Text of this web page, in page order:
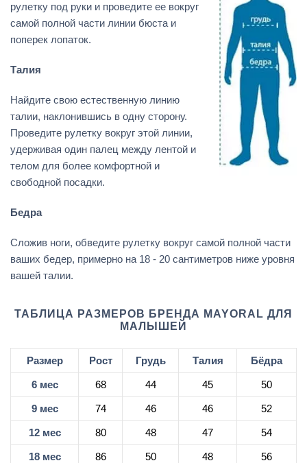
рулетку под руки и проведите ее вокруг
самой полной части линии бюста и
поперек лопаток.
Талия
Найдите свою естественную линию
талии, наклонившись в одну сторону.
Проведите рулетку вокруг этой линии,
удерживая один палец между лентой и
телом для более комфортной и
свободной посадки.
Бедра
Сложив ноги, обведите рулетку вокруг самой полной части
ваших бедер, примерно на 18 - 20 сантиметров ниже уровня
вашей талии.
ТАБЛИЦА РАЗМЕРОВ БРЕНДА MAYORAL ДЛЯ
МАЛЫШЕЙ
Размер Рост Грудь Талия Бёдра
6 мес 68 44 45 50
9 мес 74 46 46 52
12 мес 80 48 47 54
18 мес 86 50 48 56